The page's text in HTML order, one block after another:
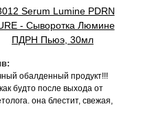
Serum Lumine PDRN
- Сыворотка Люмине
ПДРН Пьюэ, 30мл
обалденный продукт!!!
будто после выхода от
она блестит, свежая,